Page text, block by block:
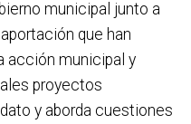
municipal junto a
que han
acción municipal y
proyectos
y aborda cuestiones